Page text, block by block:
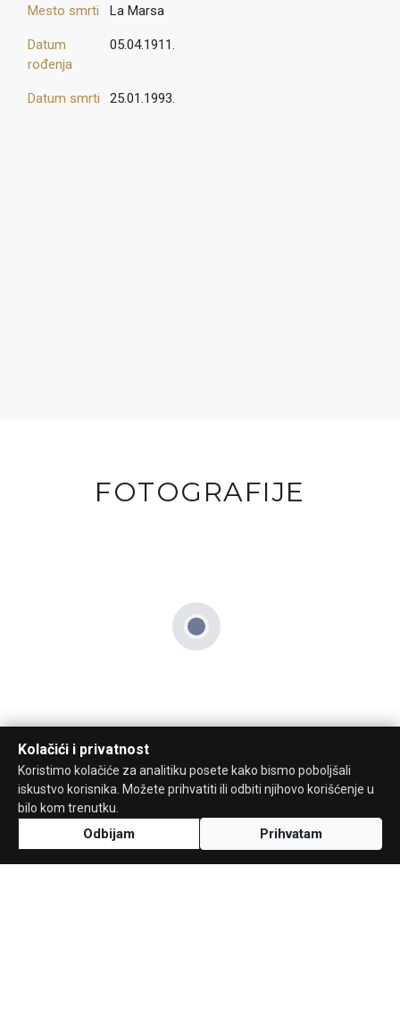
Mesto smrti La Marsa
Datum
rođenja
05.04.1911.
Datum smrti 25.01.1993.
FOTOGRAFIJE
Kolačići i privatnost
Koristimo kolačiće za analitiku posete kako bismo poboljšali
iskustvo korisnika. Možete prihvatiti ili odbiti njihovo korišćenje u
bilo kom trenutku.
Odbijam Prihvatam